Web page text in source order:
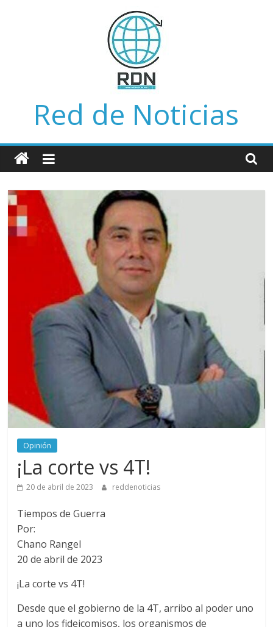
Red de Noticias
Opinión
¡La corte vs 4T!
20 de abril de 2023 reddenoticias
Tiempos de Guerra
Por:
Chano Rangel
20 de abril de 2023
¡La corte vs 4T!
Desde que el gobierno de la 4T, arribo al poder uno
a uno los fideicomisos, los organismos de